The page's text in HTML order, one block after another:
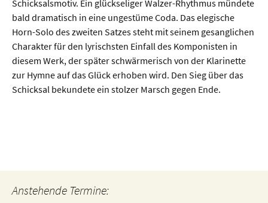
Schicksalsmotiv. Ein glückseliger Walzer-Rhythmus mündete
bald dramatisch in eine ungestüme Coda. Das elegische
Horn-Solo des zweiten Satzes steht mit seinem gesanglichen
Charakter für den lyrischsten Einfall des Komponisten in
diesem Werk, der später schwärmerisch von der Klarinette
zur Hymne auf das Glück erhoben wird. Den Sieg über das
Schicksal bekundete ein stolzer Marsch gegen Ende.
Anstehende Termine: